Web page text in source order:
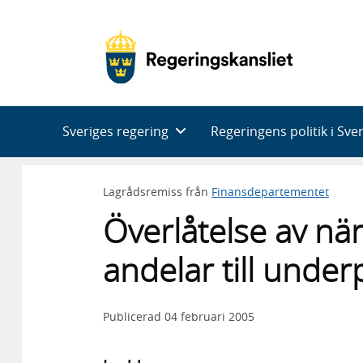
Sveriges regering Regeringens politik i
Lagrådsremiss från Finansdepartementet
Överlåtelse av
andelar till
Publicerad 04 februari 2005